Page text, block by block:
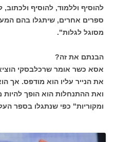
להוסיף וללמוד, להוסיף
ספרים אחרים, שיתגלו בהם
מסוגל לגלות".
הבנתם את זה?
אסא כשר אומר שרכלבסקי
את הנייר עליו הוא מודפס. אך
ואת ההתנחלות הוא הופך
ומקוריות" כפי שנתגלו בספר